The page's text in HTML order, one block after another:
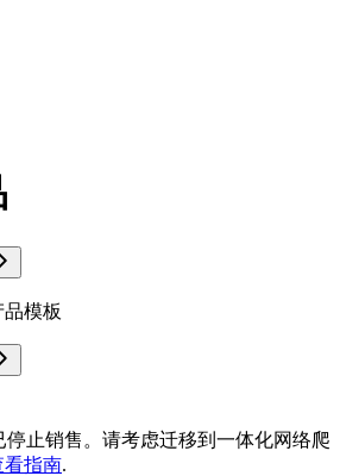
品模板
止销售。请考虑迁移到一体化网络爬
看指南.